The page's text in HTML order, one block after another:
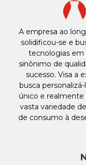
A empresa ao
solidificou-se e
tecnologias em
sinônimo de
sucesso. Visa a
busca
único e
vasta variedade
de consumo à